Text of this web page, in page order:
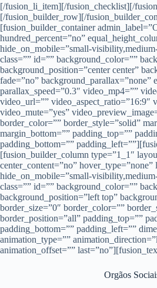
[/fusion_li_item][/fusion_checklist][/
[/fusion_builder_row][/
[fusion_builder_container
hundred_percent=”no”
hide_on_mobile=”small-
class=”” id=”” background_color=””
background_position=”center center”
fade=”no” background_parallax=”none”
parallax_speed=”0.3″ video_mp4=””
video_url=”” video_aspect_ratio=”16:9″
video_mute=”yes”
border_color=”” border_style=”solid”
margin_bottom=”” padding_top=””
padding_bottom=””
[fusion_builder_column type=”1_1″
center_content=”no”
hide_on_mobile=”small-
class=”” id=”” background_color=””
background_position=”left top”
border_size=”0″ border_color=””
border_position=”all” padding_top=””
padding_bottom=”” padding_left=””
animation_type=””
animation_offset=””
Orgãos